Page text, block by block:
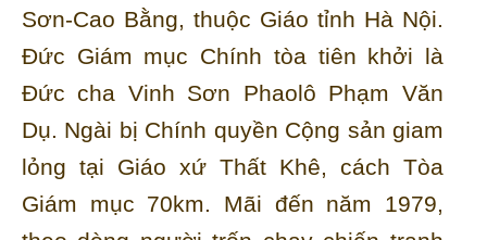
Sơn-Cao Bằng, thuộc Giáo tỉnh Hà Nội.
Đức Giám mục Chính tòa tiên khởi là
Đức cha Vinh Sơn Phaolô Phạm Văn
Dụ. Ngài bị Chính quyền Cộng sản giam
lỏng tại Giáo xứ Thất Khê, cách Tòa
Giám mục 70km. Mãi đến năm 1979,